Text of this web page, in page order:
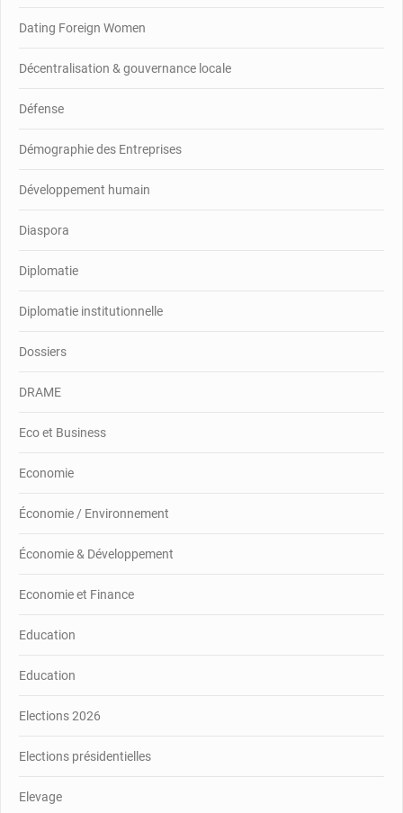
Dating Foreign Women
Décentralisation & gouvernance locale
Défense
Démographie des Entreprises
Développement humain
Diaspora
Diplomatie
Diplomatie institutionnelle
Dossiers
DRAME
Eco et Business
Economie
Économie / Environnement
Économie & Développement
Economie et Finance
Education
Education
Elections 2026
Elections présidentielles
Elevage